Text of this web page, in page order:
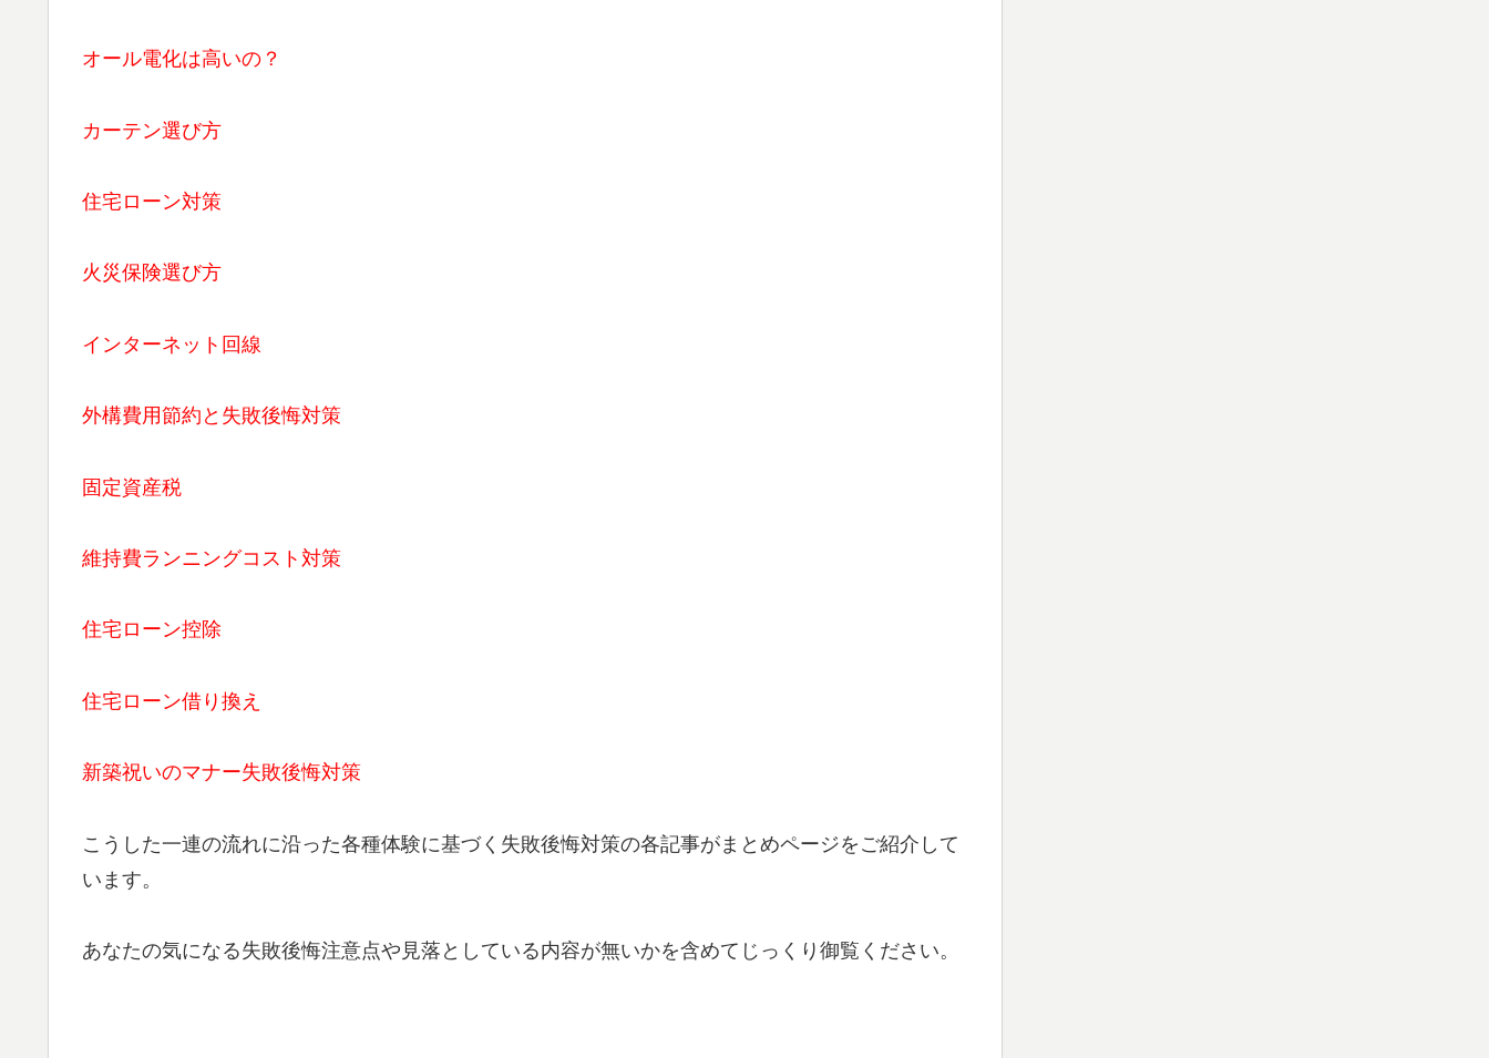
オール電化は高いの？
カーテン選び方
住宅ローン対策
火災保険選び方
インターネット回線
外構費用節約と失敗後悔対策
固定資産税
維持費ランニングコスト対策
住宅ローン控除
住宅ローン借り換え
新築祝いのマナー失敗後悔対策
こうした一連の流れに沿った各種体験に基づく失敗後悔対策の各記事がまとめページをご紹介して
います。
あなたの気になる失敗後悔注意点や見落としている内容が無いかを含めてじっくり御覧ください。